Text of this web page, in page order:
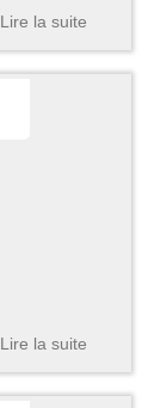
Lire la suite
Lire la suite